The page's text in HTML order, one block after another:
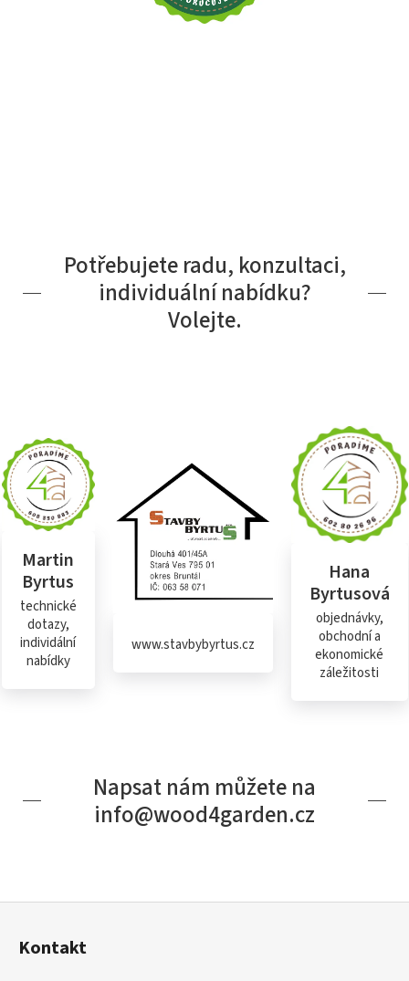
Potřebujete radu, konzultaci,
individuální nabídku?
Volejte.
Martin
Byrtus
technické
dotazy,
individální
nabídky
www.stavbybyrtus.cz
Hana
Byrtusová
objednávky,
obchodní a
ekonomické
záležitosti
Napsat nám můžete na
info@wood4garden.cz
Z
Kontakt